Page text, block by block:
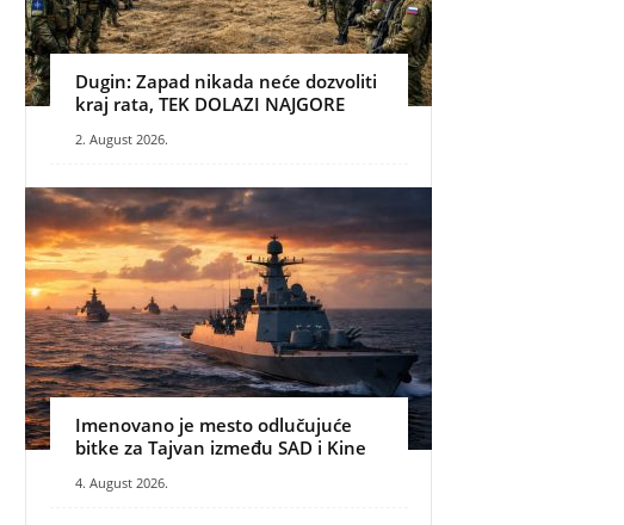
Dugin: Zapad nikada neće dozvoliti
kraj rata, TEK DOLAZI NAJGORE
2. August 2026.
Imenovano je mesto odlučujuće
bitke za Tajvan između SAD i Kine
4. August 2026.